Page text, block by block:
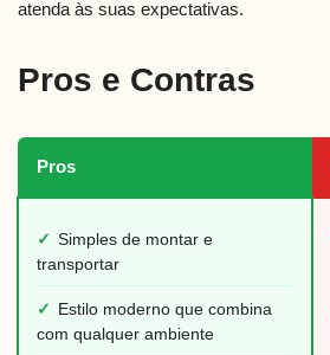
atenda às suas expectativas.
Pros e Contras
Pros
✓ Simples de montar e
transportar
✓
Estilo moderno que combina
com qualquer ambiente